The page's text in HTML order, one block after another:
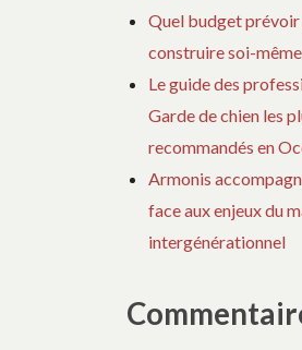
Quel budget
construire soi-même
Le guide des
Garde de chien les
recommandés en
Armonis
face aux enjeux du
intergénérationnel